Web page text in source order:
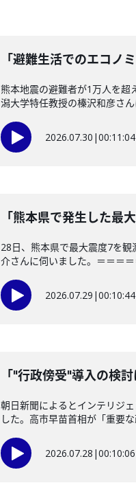
「避難生活でのエコノ
熊本地震の避難者が1万人を超
潟大学特任教授の榛沢和彦さ
2026.07.30 |00:11:04
「熊本県で発生した最
28日、熊本県で最大震度7を
介さんに伺いました。＝＝＝
2026.07.29 |00:10:44
「"行政傍受"導入の検
朝日新聞によるとインテリジ
した。高市早苗首相が「重要
2026.07.28 |00:10:06